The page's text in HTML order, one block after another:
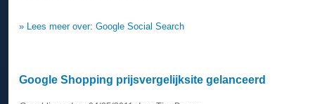
» Lees meer over: Google Social Search
Google Shopping prijsvergelijksite gelanceerd